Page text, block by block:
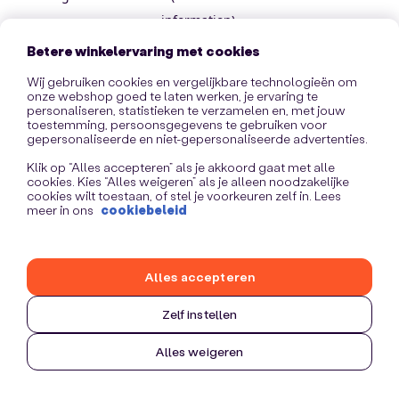
information).
Betere winkelervaring met cookies
Wij gebruiken cookies en vergelijkbare technologieën om
onze webshop goed te laten werken, je ervaring te
personaliseren, statistieken te verzamelen en, met jouw
toestemming, persoonsgegevens te gebruiken voor
gepersonaliseerde en niet-gepersonaliseerde advertenties.
Klik op “Alles accepteren” als je akkoord gaat met alle
cookies. Kies “Alles weigeren” als je alleen noodzakelijke
cookies wilt toestaan, of stel je voorkeuren zelf in. Lees
meer in ons cookiebeleid
Zelf instellen
Alles weigeren
Alles accepteren